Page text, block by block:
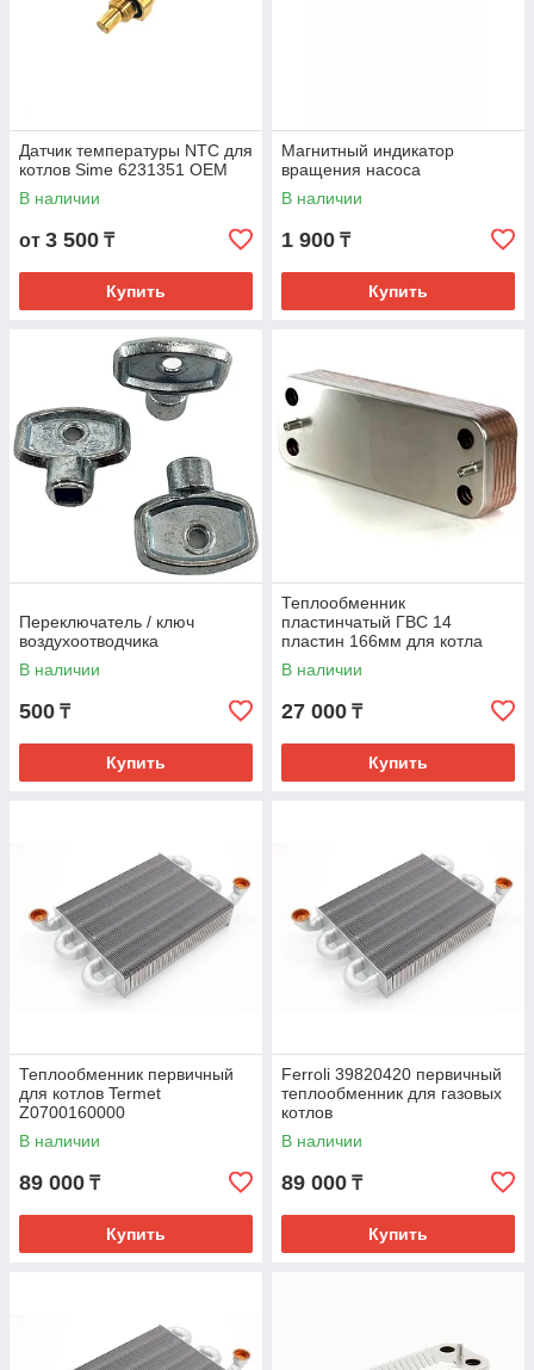
Датчик температуры NTC для
котлов Sime 6231351 OEM
В наличии
от 3 500 ₸
Купить
Магнитный индикатор
вращения насоса
В наличии
1 900 ₸
Купить
Переключатель / ключ
воздухоотводчика
В наличии
500 ₸
Купить
Теплообменник
пластинчатый ГВС 14
пластин 166мм для котла
Baxi 711612800 711613000
В наличии
27 000 ₸
Купить
Теплообменник первичный
для котлов Termet
Z0700160000
В наличии
89 000 ₸
Купить
Ferroli 39820420 первичный
теплообменник для газовых
котлов
В наличии
89 000 ₸
Купить